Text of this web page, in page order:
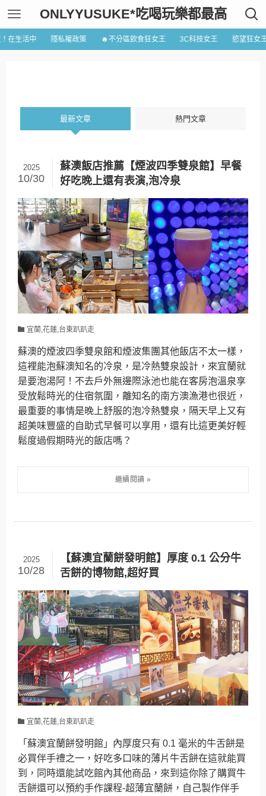
ONLYYUSUKE*吃喝玩樂都最高
在生活中 隱私權政策 ☻不分區飲食狂女王 3C科技女王 慾望狂女
最新文章 熱門文章
蘇澳飯店推薦【煙波四季雙泉館】早餐
好吃晚上還有表演,泡冷泉
2025
10/30
宜蘭,花蓮,台東趴趴走
蘇澳的煙波四季雙泉館和煙波集團其他飯店不太一樣，
這裡能泡蘇澳知名的冷泉，是冷熱雙泉設計，來宜蘭就
是要泡湯阿！不去戶外無邊際泳池也能在客房泡溫泉享
受放鬆時光的住宿氛圍，離知名的南方澳漁港也很近，
最重要的事情是晚上舒服的泡冷熱雙泉，隔天早上又有
超美味豐盛的自助式早餐可以享用，還有比這更美好輕
鬆度過假期時光的飯店嗎？
【蘇澳宜蘭餅發明館】厚度 0.1 公分牛
舌餅的博物館,超好買
2025
10/28
宜蘭,花蓮,台東趴趴走
「蘇澳宜蘭餅發明館」內厚度只有 0.1 毫米的牛舌餅是
必買伴手禮之一，好吃多口味的薄片牛舌餅在這就能買
到，同時還能試吃館內其他商品，來到這你除了購買牛
舌餅還可以預約手作課程-超薄宜蘭餅，自己製作伴手